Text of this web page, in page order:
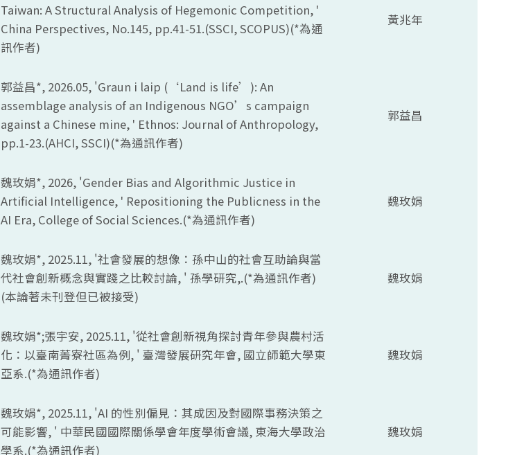
Taiwan: A Structural Analysis of Hegemonic Competition, '
China Perspectives, No.145, pp.41-51.(SSCI, SCOPUS)(*為通
訊作者)
黃兆年
郭益昌*, 2026.05, 'Graun i laip (‘Land is life’): An
assemblage analysis of an Indigenous NGO’s campaign
against a Chinese mine, ' Ethnos: Journal of Anthropology,
pp.1-23.(AHCI, SSCI)(*為通訊作者)
郭益昌
魏玫娟*, 2026, 'Gender Bias and Algorithmic Justice in
Artificial Intelligence, ' Repositioning the Publicness in the
AI Era, College of Social Sciences.(*為通訊作者)
魏玫娟
魏玫娟*, 2025.11, '社會發展的想像：孫中山的社會互助論與當
代社會創新概念與實踐之比較討論, ' 孫學研究,.(*為通訊作者)
(本論著未刊登但已被接受)
魏玫娟
魏玫娟*;張宇安, 2025.11, '從社會創新視角探討青年參與農村活
化：以臺南菁寮社區為例, ' 臺灣發展研究年會, 國立師範大學東
亞系.(*為通訊作者)
魏玫娟
魏玫娟*, 2025.11, 'AI 的性別偏見：其成因及對國際事務決策之
可能影響, ' 中華民國國際關係學會年度學術會議, 東海大學政治
學系.(*為通訊作者)
魏玫娟